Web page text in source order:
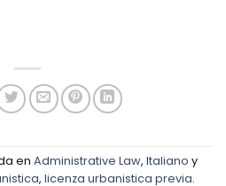
en Administrative Law, Italiano y
, licenza urbanistica previa.